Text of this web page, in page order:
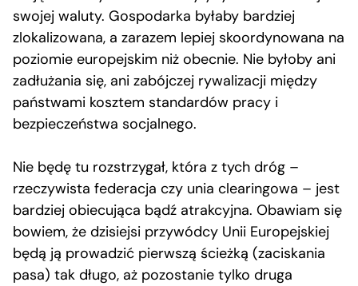
swojej waluty. Gospodarka byłaby bardziej
zlokalizowana, a zarazem lepiej skoordynowana na
poziomie europejskim niż obecnie. Nie byłoby ani
zadłużania się, ani zabójczej rywalizacji między
państwami kosztem standardów pracy i
bezpieczeństwa socjalnego.
Nie będę tu rozstrzygał, która z tych dróg –
rzeczywista federacja czy unia clearingowa – jest
bardziej obiecująca bądź atrakcyjna. Obawiam się
bowiem, że dzisiejsi przywódcy Unii Europejskiej
będą ją prowadzić pierwszą ścieżką (zaciskania
pasa) tak długo, aż pozostanie tylko druga